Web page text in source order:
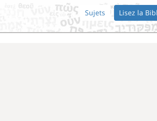
Sujets Lisez la